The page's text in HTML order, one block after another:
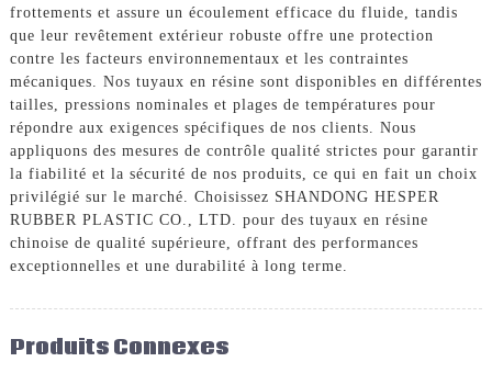
frottements et assure un écoulement efficace du fluide, tandis
que leur revêtement extérieur robuste offre une protection
contre les facteurs environnementaux et les contraintes
mécaniques. Nos tuyaux en résine sont disponibles en différentes
tailles, pressions nominales et plages de températures pour
répondre aux exigences spécifiques de nos clients. Nous
appliquons des mesures de contrôle qualité strictes pour garantir
la fiabilité et la sécurité de nos produits, ce qui en fait un choix
privilégié sur le marché. Choisissez SHANDONG HESPER
RUBBER PLASTIC CO., LTD. pour des tuyaux en résine
chinoise de qualité supérieure, offrant des performances
exceptionnelles et une durabilité à long terme.
Produits Connexes